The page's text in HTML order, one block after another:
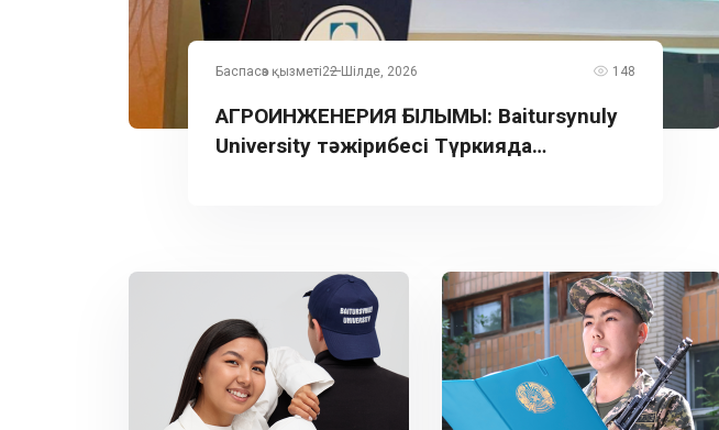
Баспасөз қызметі22 Шілде, 2026 148
АГРОИНЖЕНЕРИЯ ҒЫЛЫМЫ: Baitursynuly
University тәжірибесі Түркияда